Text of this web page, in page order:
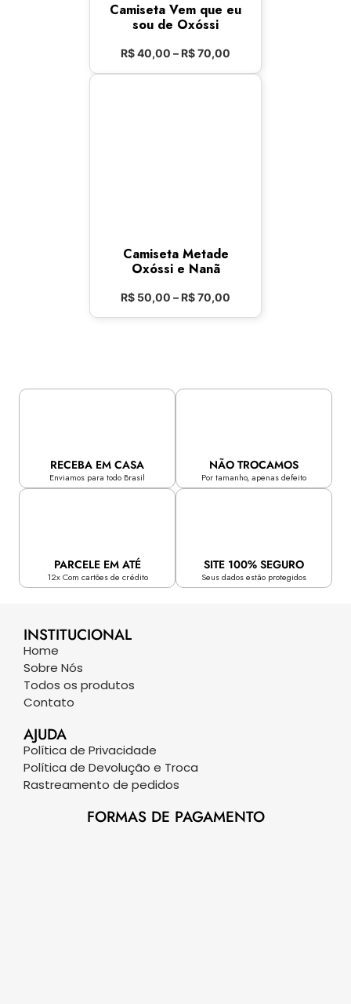
Camiseta Vem que eu
sou de Oxóssi
R$40,00 –R$70,00
Camiseta Metade
Oxóssi e Nanã
R$ 50,00 –R$70,00
RECEBA EM CASA
Enviamos para todo Brasil
NÃO TROCAMOS
Por tamanho, apenas defeito
PARCELE EM ATÉ
12x Com cartões de crédito
SITE 100% SEGURO
Seus dados estão protegidos
INSTITUCIONAL
Home
Sobre Nós
Todos os produtos
Contato
AJUDA
Política de Privacidade
Política de Devolução e Troca
Rastreamento de pedidos
FORMAS DE PAGAMENTO